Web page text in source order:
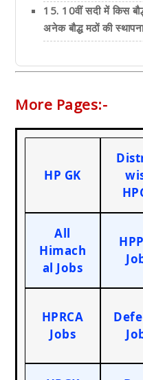
15. 10वीं सदी में किस
अनेक बौद्ध मठों की
More Pages:-
HP GK
All
Himach
al Jobs
HPRCA
Jobs